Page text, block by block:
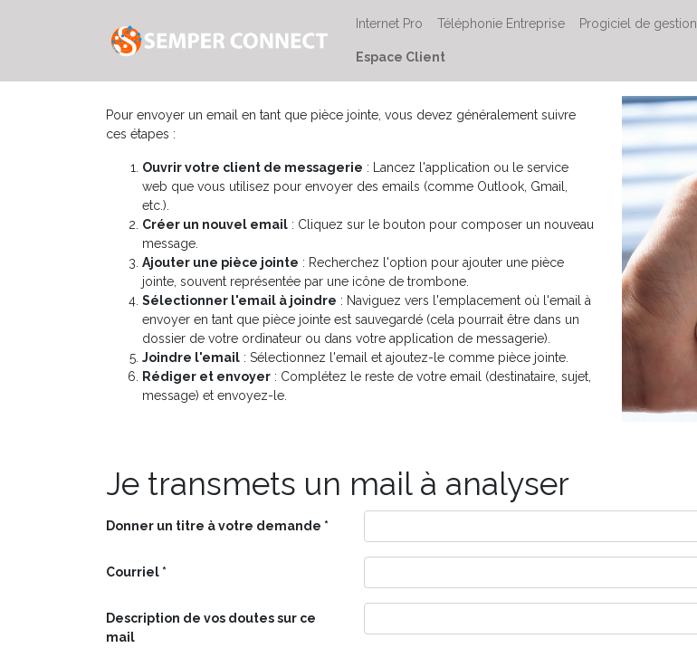
Internet Pro Téléphonie Entreprise Progiciel de gestion
Espace Client
Pour envoyer un email en tant que pièce jointe, vous devez généralement suivre
ces étapes :
Ouvrir votre client de messagerie : Lancez l'application ou le service
web que vous utilisez pour envoyer des emails (comme Outlook, Gmail,
etc.).
Créer un nouvel email : Cliquez sur le bouton pour composer un nouveau
message.
Ajouter une pièce jointe : Recherchez l'option pour ajouter une pièce
jointe, souvent représentée par une icône de trombone.
Sélectionner l'email à joindre : Naviguez vers l'emplacement où l'email à
envoyer en tant que pièce jointe est sauvegardé (cela pourrait être dans un
dossier de votre ordinateur ou dans votre application de messagerie).
Joindre l'email : Sélectionnez l'email et ajoutez-le comme pièce jointe.
Rédiger et envoyer : Complétez le reste de votre email (destinataire, sujet,
message) et envoyez-le.
Je transmets un mail à analyser
Donner un titre à votre demande
Courriel
Description de vos doutes sur ce
mail